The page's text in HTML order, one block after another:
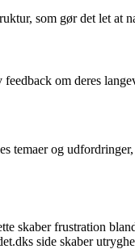
som gør det let at
om deres
og
skaber frustration
side skaber